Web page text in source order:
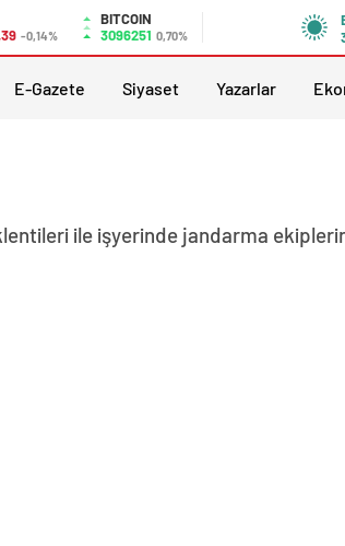
-0,14%
BITCOIN
3096251 0,70%
E-Gazete Siyaset Yazarlar
ile işyerinde jandarma